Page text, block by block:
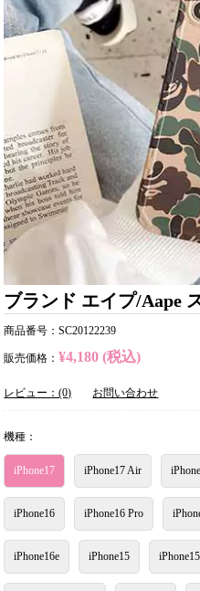
ブランド エイプ/Aape
商品番号：SC20122239
販売価格： ¥4,180 (税込)
レビュー：(0) お問い合わせ
機種：
iPhone17 iPhone17 Air
iPhone16 iPhone16 Pro
iPhone16e iPhone15